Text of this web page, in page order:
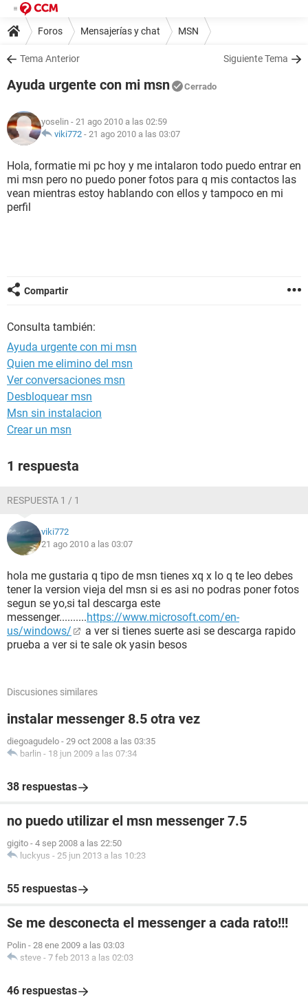
Foros Mensajerías y chat MSN
Tema Anterior Siguiente Tema
Ayuda urgente con mi msn Cerrado
yoselin - 21 ago 2010 a las 02:59
viki772 - 21 ago 2010 a las 03:07
Hola, formatie mi pc hoy y me intalaron todo puedo entrar en
mi msn pero no puedo poner fotos para q mis contactos las
vean mientras estoy hablando con ellos y tampoco en mi
perfil
Compartir
Consulta también:
Ayuda urgente con mi msn
Quien me elimino del msn
Ver conversaciones msn
Desbloquear msn
Msn sin instalacion
Crear un msn
1 respuesta
RESPUESTA 1 / 1
viki772
21 ago 2010 a las 03:07
hola me gustaria q tipo de msn tienes xq x lo q te leo debes
tener la version vieja del msn si es asi no podras poner fotos
segun se yo,si tal descarga este
messenger..........https://www.microsoft.com/en-
us/windows/
a ver si tienes suerte asi se descarga rapido
prueba a ver si te sale ok yasin besos
Discusiones similares
instalar messenger 8.5 otra vez
diegoagudelo - 29 oct 2008 a las 03:35
barlin - 18 jun 2009 a las 07:34
38 respuestas
no puedo utilizar el msn messenger 7.5
gigito - 4 sep 2008 a las 22:50
luckyus - 25 jun 2013 a las 10:23
55 respuestas
Se me desconecta el messenger a cada rato!!!
Polin - 28 ene 2009 a las 03:03
steve - 7 feb 2013 a las 02:03
46 respuestas